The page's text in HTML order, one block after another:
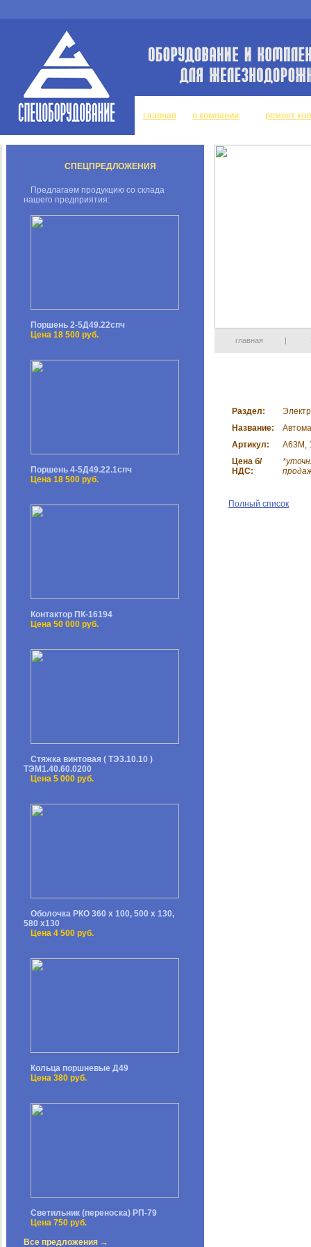
главная о компании ремонт
СПЕЦПРЕДЛОЖЕНИЯ
Предлагаем продукцию со склада
нашего предприятия:
Поршень 2-5Д49.22спч
Цена 18 500 руб.
Поршень 4-5Д49.22.1спч
Цена 18 500 руб.
Контактор ПК-16194
Цена 50 000 руб.
Стяжка винтовая ( ТЭ3.10.10 )
ТЭМ1.40.60.0200
Цена 5 000 руб.
Оболочка РКО 360 х 100, 500 х 130,
580 х130
Цена 4 500 руб.
Кольца поршневые Д49
Цена 380 руб.
Светильник (переноска) РП-79
Цена 750 руб.
Все предложения →
главная |
Раздел:
Название:
Артикул:
А63М,
Цена б/
НДС:
Полный список